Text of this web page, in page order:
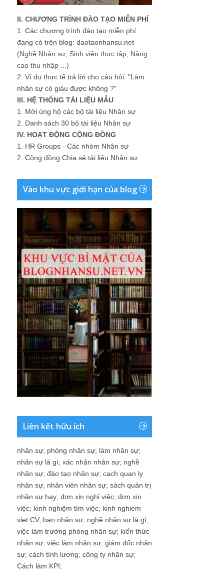
II. CHƯƠNG TRÌNH ĐÀO TẠO MIỄN PHÍ
1. Các chương trình đào tạo miễn phí
đang có trên blog: daotaonhansu.net
(Nghề Nhân sự, Sinh viên thực tập, Nâng
cao thu nhập ...)
2. Ví dụ thực tế trả lời cho câu hỏi: "Làm
nhân sự có giàu được không ?"
III. HỆ THỐNG TÀI LIỆU MẪU
1. Mời ủng hộ các bộ tài liệu Nhân sự
2. Danh sách 30 bộ tài liệu Nhân sự
IV. HOẠT ĐỘNG CỘNG ĐỒNG
1. HR Groups - Các nhóm Nhân sự
2. Cộng đồng Chia sẻ tài liệu Nhân sự
Vào khu vực giới hạn của blog
Liên kết hữu ích
nhân sự; phòng nhân sự; làm nhân sự;
nhân sự là gì; xác nhận nhân sự; nghề
nhân sự; đào tạo nhân sự; cach quan ly
nhân sự; nhân viên nhân sự; sách quản trị
nhân sự hay; đơn xin nghỉ việc; đơn xin
việc; kinh nghiệm tìm việc; kinh nghiem
viet CV; ban nhân sự; nghề nhân sự là gì;
việc làm trưởng phòng nhân sự; kiến thức
nhân sự; việc làm nhân sự; giám đốc nhân
sự; cách tính lương; công ty nhân sự;
Cách làm KPI;